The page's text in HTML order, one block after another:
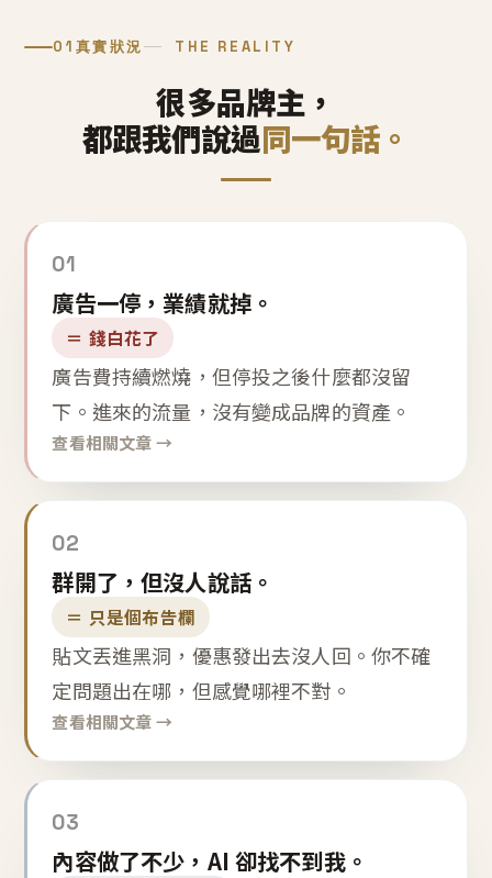
01 真實狀況 THE REALITY
很多品牌主，
都跟我們說過同一句話。
01
廣告一停，業績就掉。
＝ 錢白花了
廣告費持續燃燒，但停投之後什麼都沒留
下。進來的流量，沒有變成品牌的資產。
查看相關文章 →
02
群開了，但沒人說話。
＝ 只是個布告欄
貼文丟進黑洞，優惠發出去沒人回。你不確
定問題出在哪，但感覺哪裡不對。
查看相關文章 →
03
內容做了不少，AI 卻找不到我。